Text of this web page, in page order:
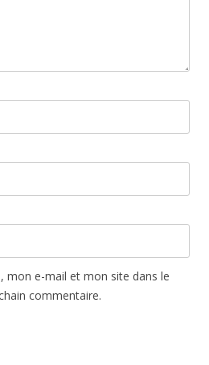
mon e-mail et mon site dans le
commentaire.